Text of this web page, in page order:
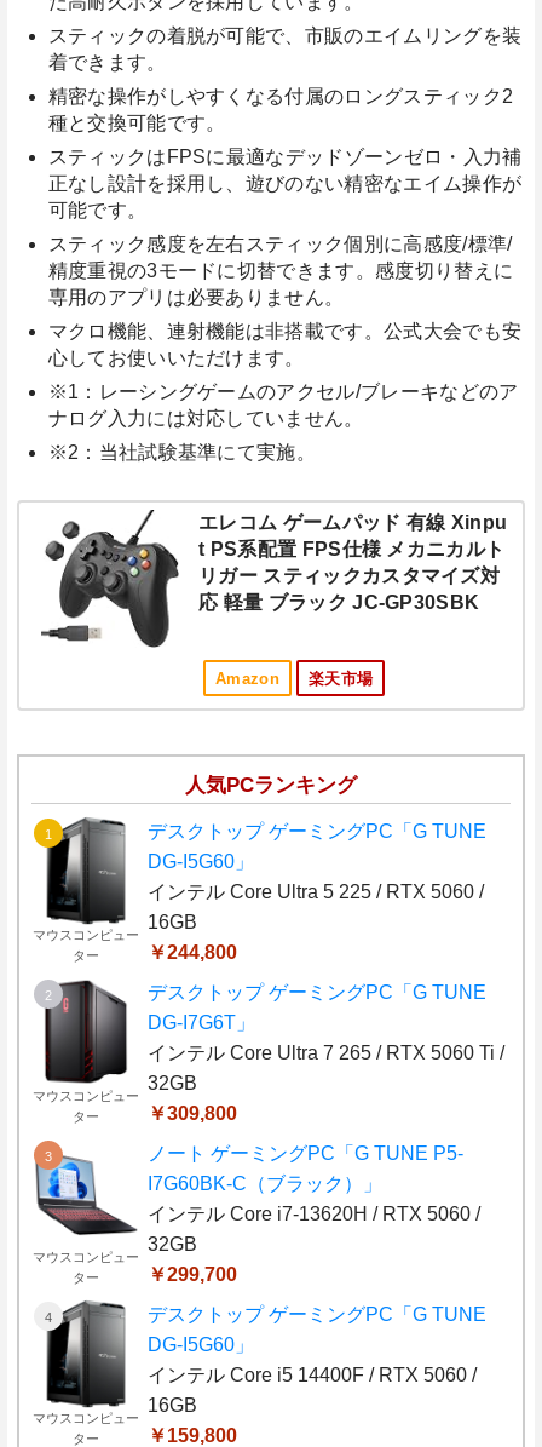
スティックの着脱が可能で、市販のエイムリングを装
着できます。
精密な操作がしやすくなる付属のロングスティック2
種と交換可能です。
スティックはFPSに最適なデッドゾーンゼロ・入力補
正なし設計を採用し、遊びのない精密なエイム操作が
可能です。
スティック感度を左右スティック個別に高感度/標準/
精度重視の3モードに切替できます。感度切り替えに
専用のアプリは必要ありません。
マクロ機能、連射機能は非搭載です。公式大会でも安
心してお使いいただけます。
※1：レーシングゲームのアクセル/ブレーキなどのア
ナログ入力には対応していません。
※2：当社試験基準にて実施。
エレコム ゲームパッド 有線 Xinpu
t PS系配置 FPS仕様 メカニカルト
リガー スティックカスタマイズ対
応 軽量 ブラック JC-GP30SBK
Amazon 楽天市場
人気PCランキング
マウスコンピュー
ター
デスクトップ ゲーミングPC「G TUNE
DG-I5G60」
インテル Core Ultra 5 225 / RTX 5060 /
16GB
￥244,800
マウスコンピュー
ター
デスクトップ ゲーミングPC「G TUNE
DG-I7G6T」
インテル Core Ultra 7 265 / RTX 5060 Ti /
32GB
￥309,800
マウスコンピュー
ター
ノート ゲーミングPC「G TUNE P5-
I7G60BK-C（ブラック）」
インテル Core i7-13620H / RTX 5060 /
32GB
￥299,700
マウスコンピュー
ター
デスクトップ ゲーミングPC「G TUNE
DG-I5G60」
インテル Core i5 14400F / RTX 5060 /
16GB
￥159,800